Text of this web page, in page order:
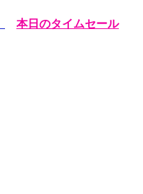
本日のタイムセール